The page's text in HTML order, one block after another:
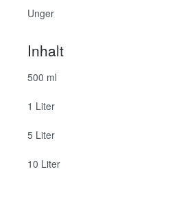
Unger
Inhalt
500 ml
1 Liter
5 Liter
10 Liter